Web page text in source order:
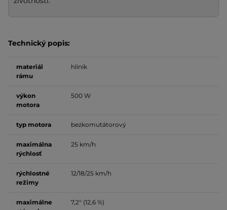
Technický popis:
materiál
rámu
hliník
výkon
motora
500 W
typ motora bezkomutátorový
maximálna
rýchlosť
25 km/h
rýchlostné
režimy
12/18/25 km/h
maximálne
7,2° (12,6 %)